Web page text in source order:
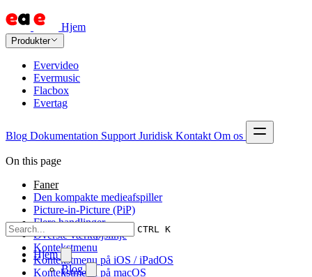
Hjem
Produkter
Evervideo
Evermusic
Flacbox
Evertag
Blog Dokumentation Support Juridisk Kontakt Om os
CTRL K
Hjem
Blog
On this page
Faner
Den kompakte medieafspiller
Picture-in-Picture (PiP)
Flere handlinger
Øverste værktøjslinje
Kontekstmenu
Kontekstmenu på iOS / iPadOS
Kontekstmenu på macOS